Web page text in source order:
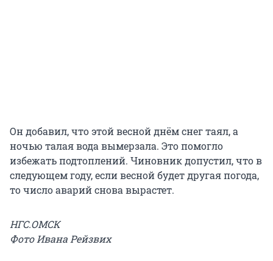
Он добавил, что этой весной днём снег таял, а
ночью талая вода вымерзала. Это помогло
избежать подтоплений. Чиновник допустил, что в
следующем году, если весной будет другая погода,
то число аварий снова вырастет.
НГС.ОМСК
Фото Ивана Рейзвих